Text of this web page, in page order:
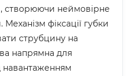
створюючи неймовірне
фіксації губки
струбцину на
напрямна для
навантаженням